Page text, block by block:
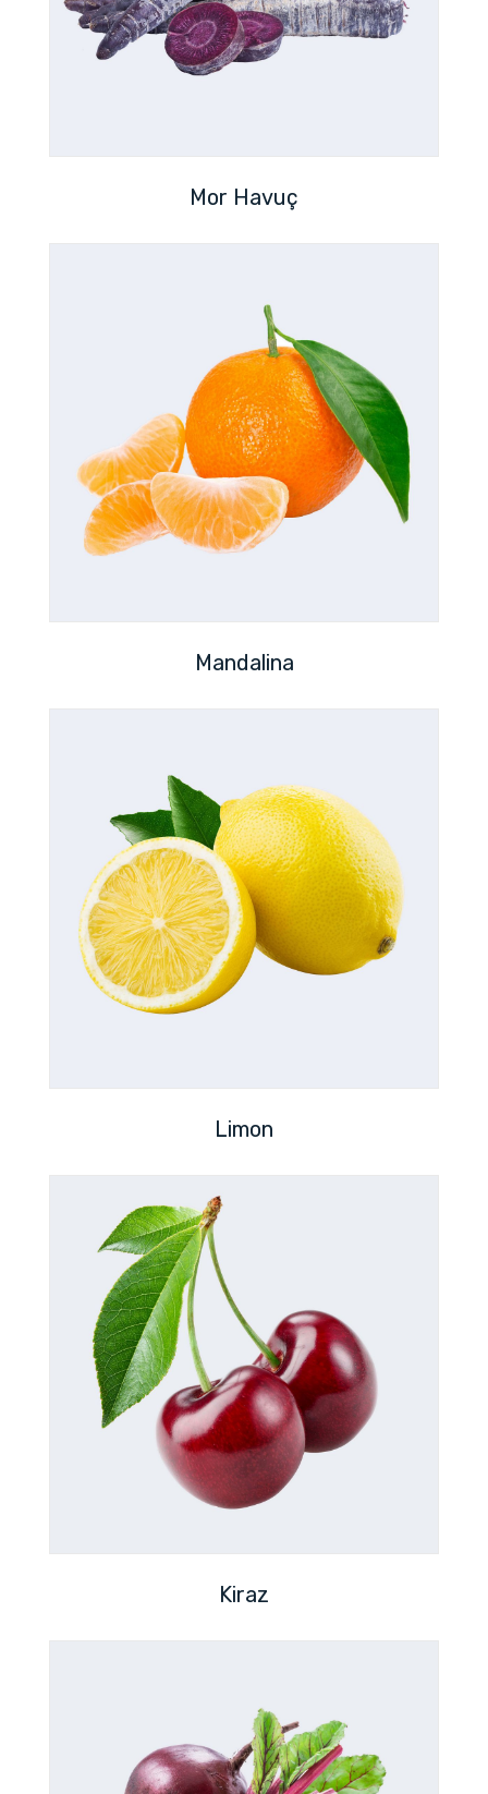
Mor Havuç
Mandalina
Limon
Kiraz